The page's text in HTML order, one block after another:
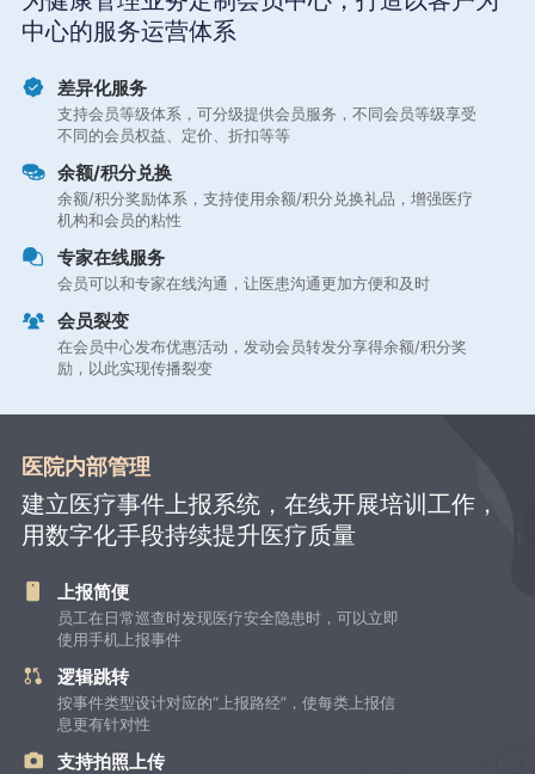
中心的服务运营体系
差异化服务
支持会员等级体系，可分级提供会员服务，不同会员等级享受
不同的会员权益、定价、折扣等等
余额/积分兑换
余额/积分奖励体系，支持使用余额/积分兑换礼品，增强医疗
机构和会员的粘性
专家在线服务
会员可以和专家在线沟通，让医患沟通更加方便和及时
会员裂变
在会员中心发布优惠活动，发动会员转发分享得余额/积分奖
励，以此实现传播裂变
医院内部管理
建立医疗事件上报系统，在线开展培训工作，
用数字化手段持续提升医疗质量
上报简便
员工在日常巡查时发现医疗安全隐患时，可以立即
使用手机上报事件
逻辑跳转
按事件类型设计对应的“上报路经”，使每类上报信
息更有针对性
支持拍照上传